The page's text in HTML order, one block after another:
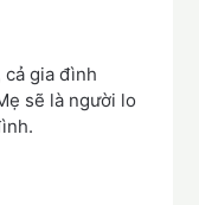
cả gia đình
sẽ là người lo